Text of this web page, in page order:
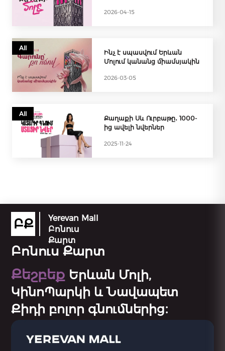
2026-04-15
All
Ինչ է սպասվում Երևան
Մոլում կանանց միամսյակին
2026-03-05
All
Քաղաքի Սև Ուրբաթը․ 1000-
ից ավելի նվերներ
2025-11-24
ԲՔ
Yerevan Mall
Բոնուս
Քարտ
Բոնուս Քարտ
Քեշբեք Երևան Մոլի,
ԿինոՊարկի և Նավապետ
Քիդի բոլոր գնումներից։